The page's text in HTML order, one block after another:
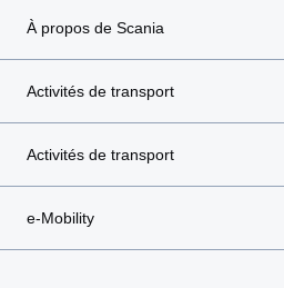
À propos de Scania
Activités de transport
Activités de transport
e-Mobility